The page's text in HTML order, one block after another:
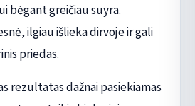
bėgant greičiau suyra.
ilgiau išlieka dirvoje ir gali
priedas.
rezultatas dažnai pasiekiamas